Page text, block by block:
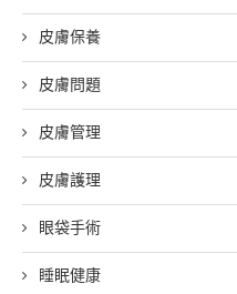
皮膚保養
皮膚問題
皮膚管理
皮膚護理
眼袋手術
睡眠健康